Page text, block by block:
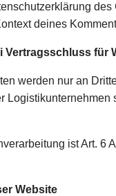
deines
Vertragsschluss für
werden nur an
ist Art. 6
Website